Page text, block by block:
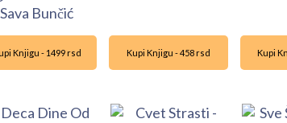
Bunčić
Knjigu - 1499 rsd Kupi Knjigu - 458 rsd Kupi